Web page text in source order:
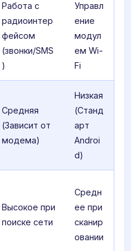
Работа с
радиоинтер
фейсом
(звонки/SMS
)
Управл
ение
модул
ем Wi-
Fi
Средняя
(Зависит от
модема)
Низкая
(Станд
арт
Androi
d)
Высокое при
поиске сети
Средн
ее при
сканир
овании